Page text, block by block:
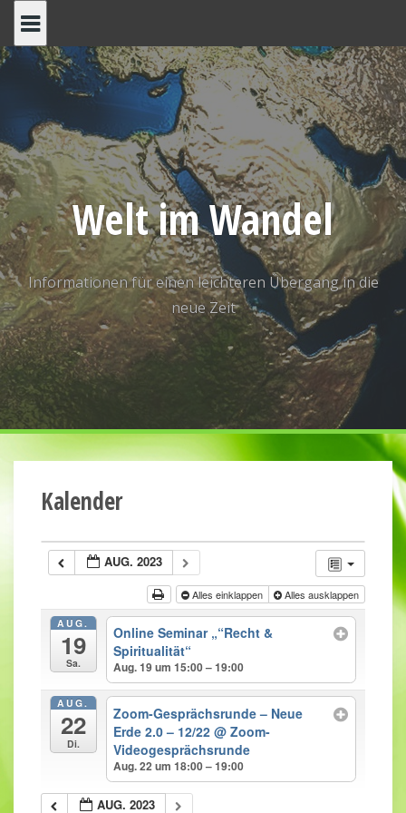
Welt im Wandel
Informationen für einen leichteren Übergang in die
neue Zeit
Kalender
AUG. 2023
Alles einklappen Alles ausklappen
AUG.
19
Sa.
Online Seminar „“Recht &
Spiritualität“
Aug. 19 um 15:00 – 19:00
AUG.
22
Di.
Zoom-Gesprächsrunde – Neue
Erde 2.0 – 12/22@ Zoom-
Videogesprächsrunde
Aug. 22 um 18:00 – 19:00
AUG. 2023